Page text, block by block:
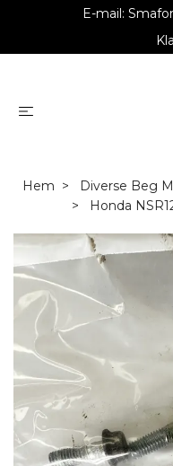
E-mail:
Hem Diverse Beg
Honda